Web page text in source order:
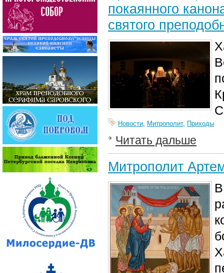
покаянного
святого
Новости, Митрополит, Приходы
Читать дальше
Митрополит